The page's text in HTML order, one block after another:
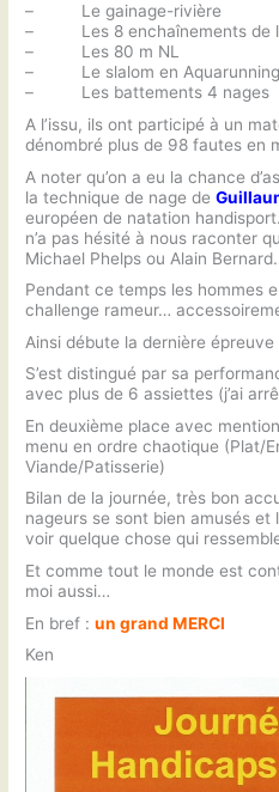
– Le gainage-rivière
– Les 8 enchaînements de
– Les 80 m NL
– Le slalom en Aquarunning
– Les battements 4 nages
A l’issu, ils ont participé à un
dénombré plus de 98 fautes en
A noter qu’on a eu la chance
la technique de nage de
européen de natation
n’a pas hésité à nous raconter
Michael Phelps ou Alain
Pendant ce temps les hommes
challenge rameur…
Ainsi débute la dernière
S’est distingué par sa
avec plus de 6 assiettes (j’ai
En deuxième place avec
menu en ordre chaotique (Plat/
Viande/Patisserie)
Bilan de la journée, très bon
nageurs se sont bien amusés et
voir quelque chose qui
Et comme tout le monde est
moi aussi…
En bref :un grand MERCI
Ken